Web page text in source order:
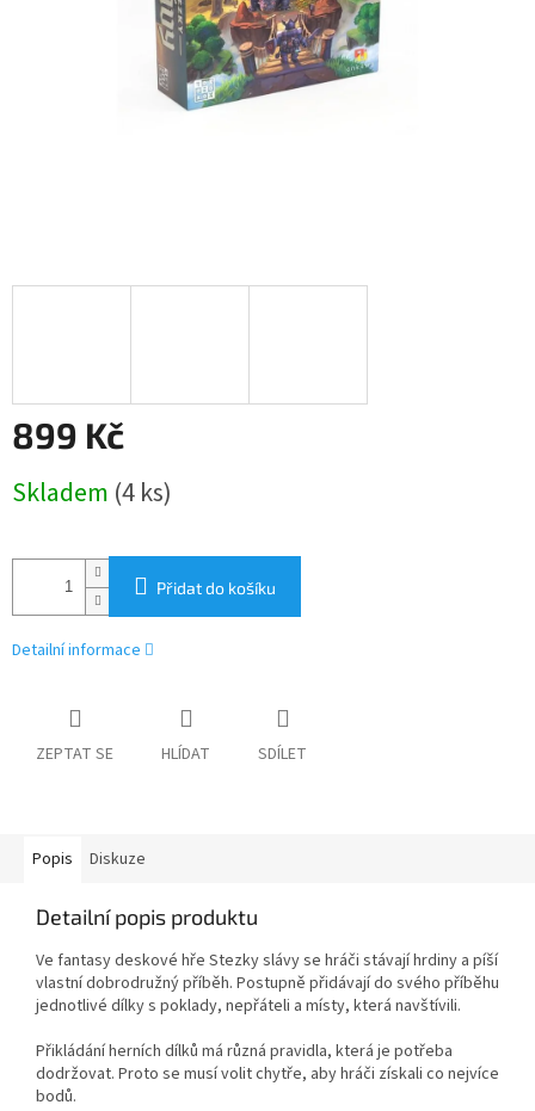
899 Kč
cena:
Skladem (4 ks)
Přidat do košíku
Detailní informace
ZEPTAT SE HLÍDAT SDÍLET
Popis Diskuze
Detailní popis produktu
Ve fantasy deskové hře Stezky slávy se hráči stávají hrdiny a píší
vlastní dobrodružný příběh. Postupně přidávají do svého příběhu
jednotlivé dílky s poklady, nepřáteli a místy, která navštívili.
Přikládání herních dílků má různá pravidla, která je potřeba
dodržovat. Proto se musí volit chytře, aby hráči získali co nejvíce
bodů.